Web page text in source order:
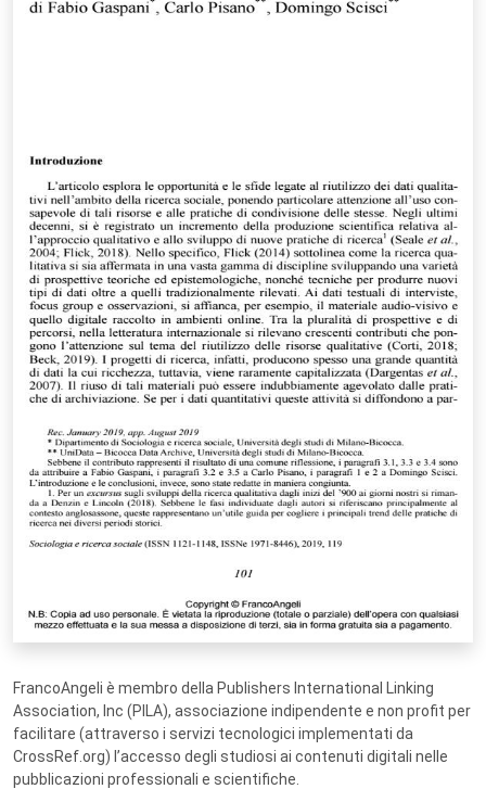
FrancoAngeli è membro della Publishers International Linking
Association, Inc (PILA), associazione indipendente e non profit per
facilitare (attraverso i servizi tecnologici implementati da
CrossRef.org) l’accesso degli studiosi ai contenuti digitali nelle
pubblicazioni professionali e scientifiche.